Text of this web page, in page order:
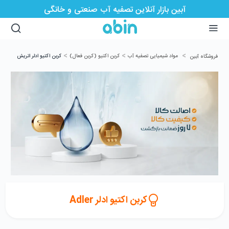
آبین بازار آنلاین تصفیه آب صنعتی و خانگی
فروشگاه آبین > مواد شیمیایی تصفیه آب > کربن اکتیو (کربن فعال) > کربن اکتیو ادلر اتریش
کربن اکتیو ادلر Adler